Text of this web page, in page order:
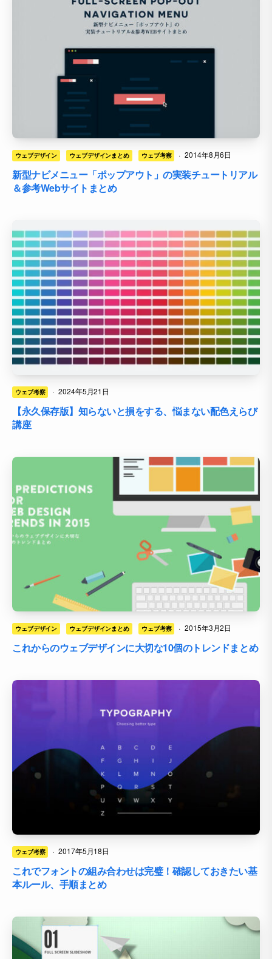
ウェブデザイン ウェブデザインまとめ ウェブ考察 · 2014年8月6日
新型ナビメニュー「ポップアウト」の実装チュートリアル
＆参考Webサイトまとめ
ウェブ考察 · 2024年5月21日
【永久保存版】知らないと損をする、悩まない配色えらび
講座
ウェブデザイン ウェブデザインまとめ ウェブ考察 · 2015年3月2日
これからのウェブデザインに大切な10個のトレンドまとめ
ウェブ考察 · 2017年5月18日
これでフォントの組み合わせは完璧！確認しておきたい基
本ルール、手順まとめ